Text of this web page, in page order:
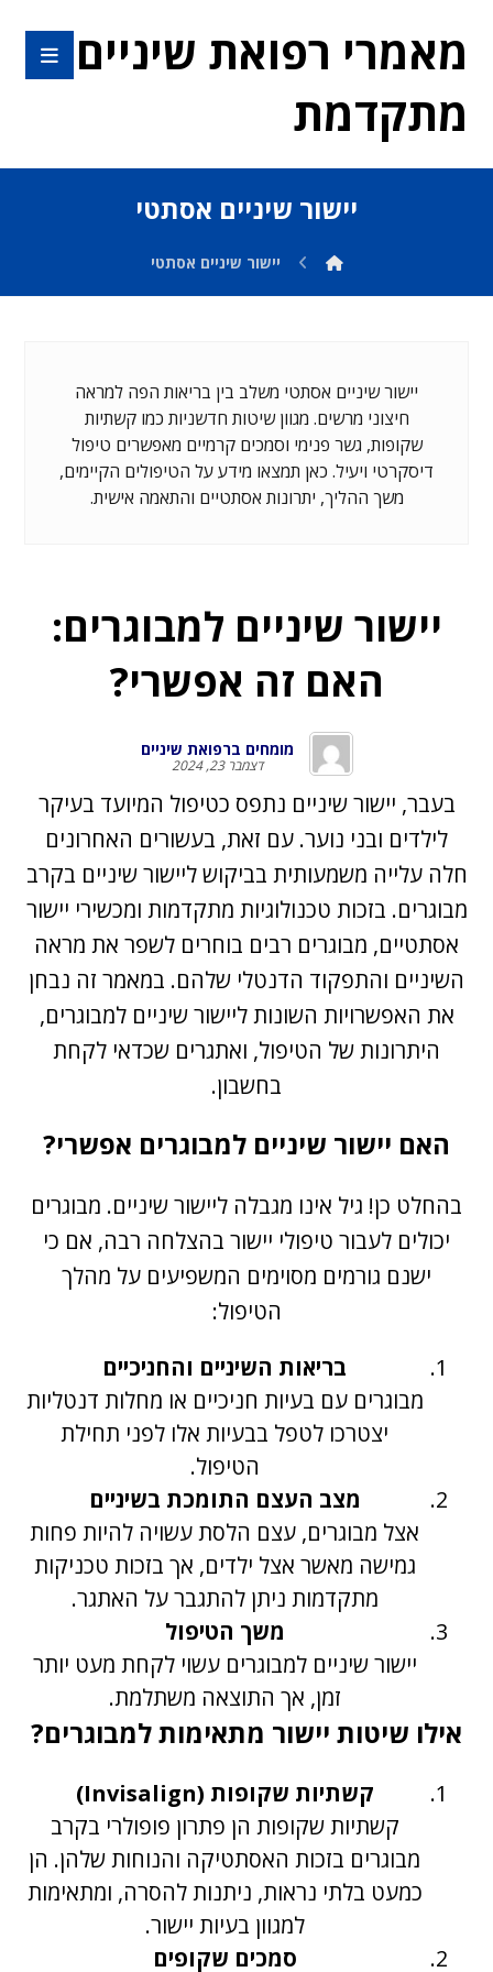
מאמרי רפואת שיניים
מתקדמת
יישור שיניים אסתטי
יישור שיניים אסתטי
יישור שיניים אסתטי משלב בין בריאות הפה למראה
חיצוני מרשים. מגוון שיטות חדשניות כמו קשתיות
שקופות, גשר פנימי וסמכים קרמיים מאפשרים טיפול
דיסקרטי ויעיל. כאן תמצאו מידע על הטיפולים הקיימים,
משך ההליך, יתרונות אסתטיים והתאמה אישית.
יישור שיניים למבוגרים:
האם זה אפשרי?
מומחים ברפואת שיניים
דצמבר 23, 2024
בעבר, יישור שיניים נתפס כטיפול המיועד בעיקר
לילדים ובני נוער. עם זאת, בעשורים האחרונים
חלה עלייה משמעותית בביקוש ליישור שיניים בקרב
מבוגרים. בזכות טכנולוגיות מתקדמות ומכשירי יישור
אסתטיים, מבוגרים רבים בוחרים לשפר את מראה
השיניים והתפקוד הדנטלי שלהם. במאמר זה נבחן
את האפשרויות השונות ליישור שיניים למבוגרים,
היתרונות של הטיפול, ואתגרים שכדאי לקחת
בחשבון.
האם יישור שיניים למבוגרים אפשרי?
בהחלט כן! גיל אינו מגבלה ליישור שיניים. מבוגרים
יכולים לעבור טיפולי יישור בהצלחה רבה, אם כי
ישנם גורמים מסוימים המשפיעים על מהלך
הטיפול:
בריאות השיניים והחניכיים
מבוגרים עם בעיות חניכיים או מחלות דנטליות
יצטרכו לטפל בבעיות אלו לפני תחילת
הטיפול.
מצב העצם התומכת בשיניים
אצל מבוגרים, עצם הלסת עשויה להיות פחות
גמישה מאשר אצל ילדים, אך בזכות טכניקות
מתקדמות ניתן להתגבר על האתגר.
משך הטיפול
יישור שיניים למבוגרים עשוי לקחת מעט יותר
זמן, אך התוצאה משתלמת.
אילו שיטות יישור מתאימות למבוגרים?
קשתיות שקופות (Invisalign)
קשתיות שקופות הן פתרון פופולרי בקרב
מבוגרים בזכות האסתטיקה והנוחות שלהן. הן
כמעט בלתי נראות, ניתנות להסרה, ומתאימות
למגוון בעיות יישור.
סמכים שקופים